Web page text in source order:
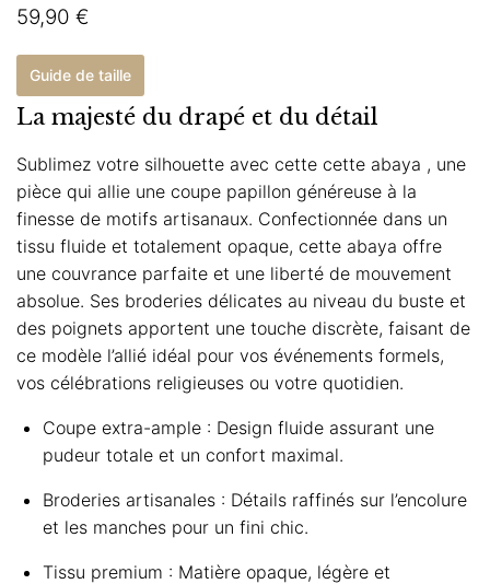
sur
notations
59,90 €
Guide de taille
La majesté du drapé et du détail
Sublimez votre silhouette avec cette cette abaya , une
pièce qui allie une coupe papillon généreuse à la
finesse de motifs artisanaux. Confectionnée dans un
tissu fluide et totalement opaque, cette abaya offre
une couvrance parfaite et une liberté de mouvement
absolue. Ses broderies délicates au niveau du buste et
des poignets apportent une touche discrète, faisant de
ce modèle l’allié idéal pour vos événements formels,
vos célébrations religieuses ou votre quotidien.
Coupe extra-ample : Design fluide assurant une
pudeur totale et un confort maximal.
Broderies artisanales : Détails raffinés sur l’encolure
et les manches pour un fini chic.
Tissu premium : Matière opaque, légère et